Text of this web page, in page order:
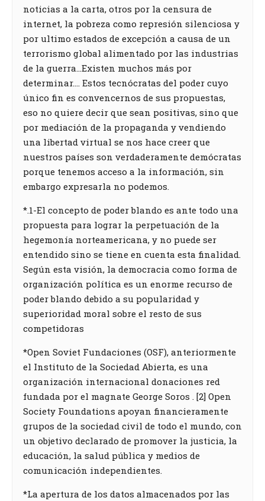
noticias a la carta, otros por la censura de
internet, la pobreza como represión silenciosa y
por ultimo estados de excepción a causa de un
terrorismo global alimentado por las industrias
de la guerra…Existen muchos más por
determinar…. Estos tecnócratas del poder cuyo
único fin es convencernos de sus propuestas,
eso no quiere decir que sean positivas, sino que
por mediación de la propaganda y vendiendo
una libertad virtual se nos hace creer que
nuestros países son verdaderamente demócratas
porque tenemos acceso a la información, sin
embargo expresarla no podemos.
*.1-El concepto de poder blando es ante todo una
propuesta para lograr la perpetuación de la
hegemonía norteamericana, y no puede ser
entendido sino se tiene en cuenta esta finalidad.
Según esta visión, la democracia como forma de
organización política es un enorme recurso de
poder blando debido a su popularidad y
superioridad moral sobre el resto de sus
competidoras
*Open Soviet Fundaciones (OSF), anteriormente
el Instituto de la Sociedad Abierta, es una
organización internacional donaciones red
fundada por el magnate George Soros . [2] Open
Society Foundations apoyan financieramente
grupos de la sociedad civil de todo el mundo, con
un objetivo declarado de promover la justicia, la
educación, la salud pública y medios de
comunicación independientes.
*La apertura de los datos almacenados por las